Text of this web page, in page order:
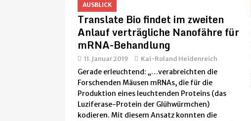
AUSBLICK
Translate Bio findet im zweiten
Anlauf verträgliche Nanofähre für
mRNA-Behandlung
11. Januar 2019 Kai-Roland Heidenreich
Gerade erleuchtend: „…verabreichten die
Forschenden Mäusen mRNAs, die für die
Produktion eines leuchtenden Proteins (das
Luziferase-Protein der Glühwürmchen)
kodieren. Mit diesem Ansatz konnten die